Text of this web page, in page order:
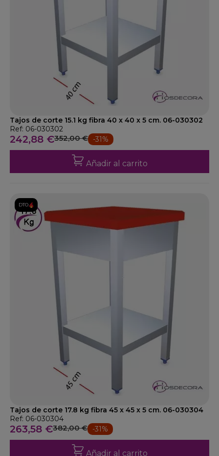
Tajos de corte 15.1 kg fibra 40 x 40 x 5 cm. 06-030302
Ref: 06-030302
242,88 €352,00 € -31%
Añadir al carrito
DTO.
Tajos de corte 17.8 kg fibra 45 x 45 x 5 cm. 06-030304
Ref: 06-030304
263,58 €382,00 € -31%
Añadir al carrito